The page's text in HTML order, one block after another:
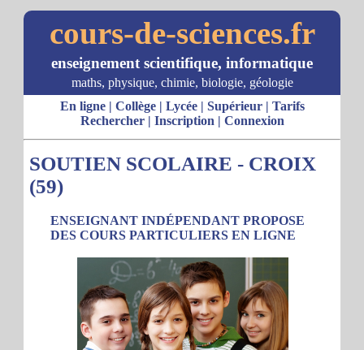
cours-de-sciences.fr
enseignement scientifique, informatique
maths, physique, chimie, biologie, géologie
En ligne| Collège| Lycée| Supérieur| Tarifs
Rechercher| Inscription | Connexion
SOUTIEN SCOLAIRE - CROIX
(59)
ENSEIGNANT INDÉPENDANT PROPOSE
DES COURS PARTICULIERS EN LIGNE